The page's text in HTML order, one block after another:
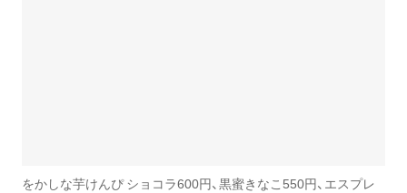
をかしな芋けんぴ ショコラ600円、黒蜜きなこ550円、エスプレ